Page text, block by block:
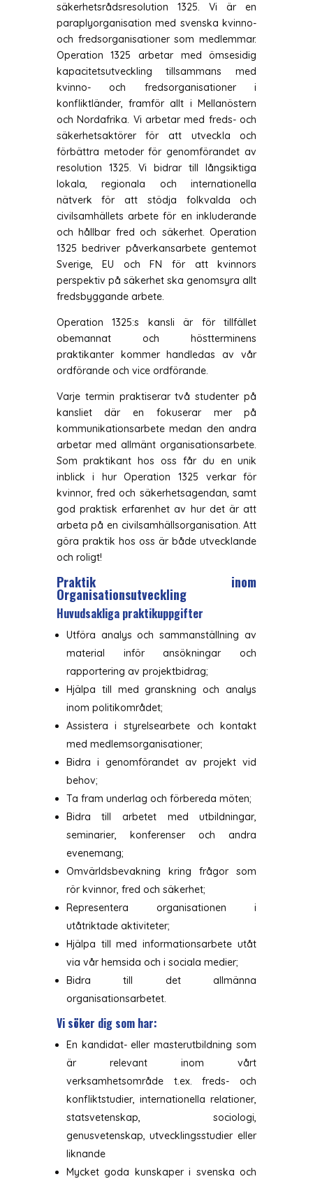
säkerhetsrådsresolution 1325. Vi är en
paraplyorganisation med svenska kvinno-
och fredsorganisationer som medlemmar.
Operation 1325 arbetar med ömsesidig
kapacitetsutveckling tillsammans med
kvinno- och fredsorganisationer i
konfliktländer, framför allt i Mellanöstern
och Nordafrika. Vi arbetar med freds- och
säkerhetsaktörer för att utveckla och
förbättra metoder för genomförandet av
resolution 1325. Vi bidrar till långsiktiga
lokala, regionala och internationella
nätverk för att stödja folkvalda och
civilsamhällets arbete för en inkluderande
och hållbar fred och säkerhet. Operation
1325 bedriver påverkansarbete gentemot
Sverige, EU och FN för att kvinnors
perspektiv på säkerhet ska genomsyra allt
fredsbyggande arbete.
Operation 1325:s kansli är för tillfället
obemannat och höstterminens
praktikanter kommer handledas av vår
ordförande och vice ordförande.
Varje termin praktiserar två studenter på
kansliet där en fokuserar mer på
kommunikationsarbete medan den andra
arbetar med allmänt organisationsarbete.
Som praktikant hos oss får du en unik
inblick i hur Operation 1325 verkar för
kvinnor, fred och säkerhetsagendan, samt
god praktisk erfarenhet av hur det är att
arbeta på en civilsamhällsorganisation. Att
göra praktik hos oss är både utvecklande
och roligt!
Praktik inom
Organisationsutveckling
Huvudsakliga praktikuppgifter
Utföra analys och sammanställning av
material inför ansökningar och
rapportering av projektbidrag;
Hjälpa till med granskning och analys
inom politikområdet;
Assistera i styrelsearbete och kontakt
med medlemsorganisationer;
Bidra i genomförandet av projekt vid
behov;
Ta fram underlag och förbereda möten;
Bidra till arbetet med utbildningar,
seminarier, konferenser och andra
evenemang;
Omvärldsbevakning kring frågor som
rör kvinnor, fred och säkerhet;
Representera organisationen i
utåtriktade aktiviteter;
Hjälpa till med informationsarbete utåt
via vår hemsida och i sociala medier;
Bidra till det allmänna
organisationsarbetet.
Vi söker dig som har:
En kandidat- eller masterutbildning som
är relevant inom vårt
verksamhetsområde t.ex. freds- och
konfliktstudier, internationella relationer,
statsvetenskap, sociologi,
genusvetenskap, utvecklingsstudier eller
liknande
Mycket goda kunskaper i svenska och